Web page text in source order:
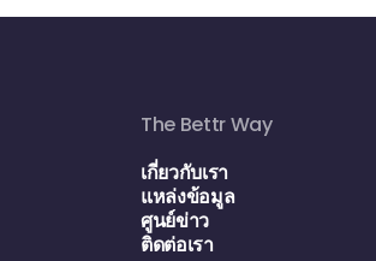
The Bettr Way
เกี่ยวกับเรา
แหล่งข้อมูล
ศูนย์ข่าว
ติดต่อเรา